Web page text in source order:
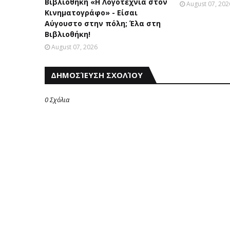
Κινηματογράφο» - Είσαι
Αύγουστο στην πόλη; Έλα στη
Βιβλιοθήκη!
August 07, 2026
August 07,
ΔΗΜΟΣΊΕΥΣΗ ΣΧΟΛΊΟΥ
0 Σχόλια